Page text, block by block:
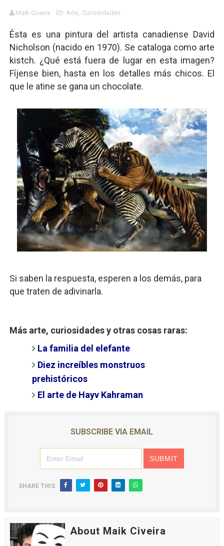
Gótico Mexicano
El mito de Frankenstein
25 grandes películas de terror del siglo XXI
Devoraos los unos a los otros
Dios es Cambio: Filosofía Earthseed para el fin del
Nuestra era de genocidios
Mis historias favoritas de Superman
Transformers: ¿Una película marxista?
Gentile: Lo que debes entender sobre el fascismo
Definiendo: ¿Qué es el fascismo?
Llévenmelo fuchachos: El adiós a 'THE BOYS'
Mario: La epopeya del fontanero - Parte II
Maik Civeira Arte, Curiosidades
Ésta es una pintura del artista canadiense David
Nicholson (nacido en 1970). Se cataloga como arte
kistch. ¿Qué está fuera de lugar en esta imagen?
Fíjense bien, hasta en los detalles más chicos. El
que le atine se gana un chocolate.
Si saben la respuesta, esperen a los demás, para
que traten de adivinarla.
Más arte, curiosidades y otras cosas raras:
La familia del elefante
Diez increíbles monstruos
prehistóricos
El arte de Hayv Kahraman
SUBSCRIBE VIA EMAIL
SHARE THIS:
About Maik Civeira